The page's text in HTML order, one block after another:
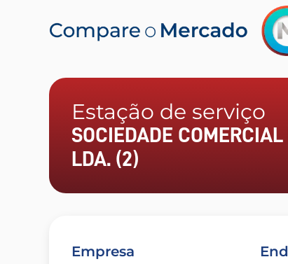
Estação de serviço
SOCIEDADE
LDA. (2)
Empresa